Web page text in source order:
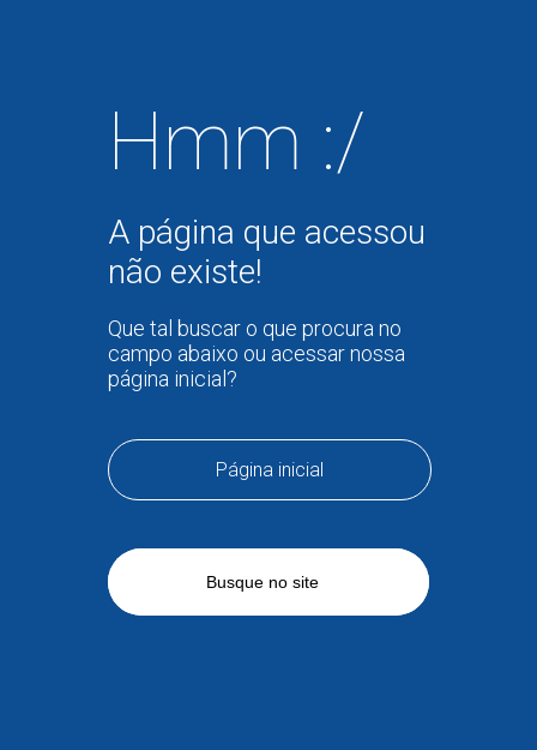
Hmm :/
A página que acessou
não existe!
Que tal buscar o que procura no
campo abaixo ou acessar nossa
página inicial?
Página inicial